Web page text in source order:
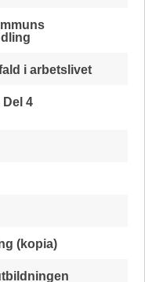
i arbetslivet
4
(kopia)